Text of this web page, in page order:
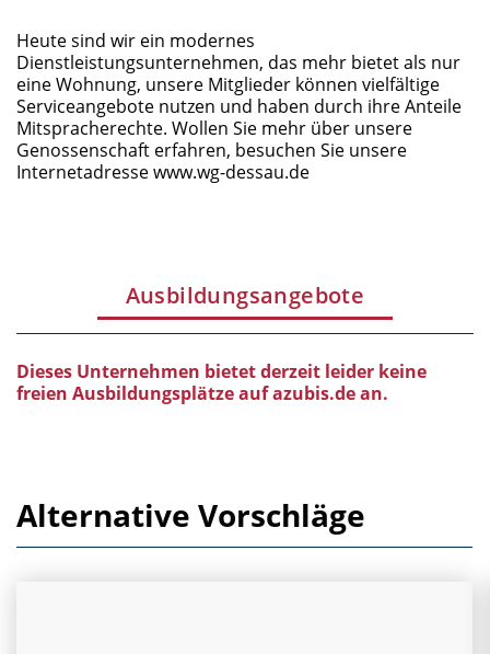
Heute sind wir ein modernes
Dienstleistungsunternehmen, das mehr bietet als nur
eine Wohnung, unsere Mitglieder können vielfältige
Serviceangebote nutzen und haben durch ihre Anteile
Mitspracherechte. Wollen Sie mehr über unsere
Genossenschaft erfahren, besuchen Sie unsere
Internetadresse www.wg-dessau.de
Ausbildungsangebote
Dieses Unternehmen bietet derzeit leider keine
freien Ausbildungsplätze auf azubis.de an.
Alternative Vorschläge